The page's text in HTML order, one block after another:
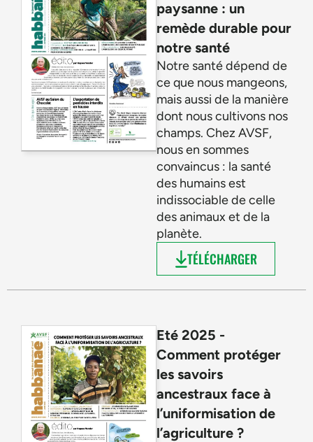
paysanne : un
remède durable pour
notre santé
Notre santé dépend de
ce que nous mangeons,
mais aussi de la manière
dont nous cultivons nos
champs. Chez AVSF,
nous en sommes
convaincus : la santé
des humains est
indissociable de celle
des animaux et de la
planète.
TÉLÉCHARGER
Eté 2025 -
Comment protéger
les savoirs
ancestraux face à
l’uniformisation de
l’agriculture ?